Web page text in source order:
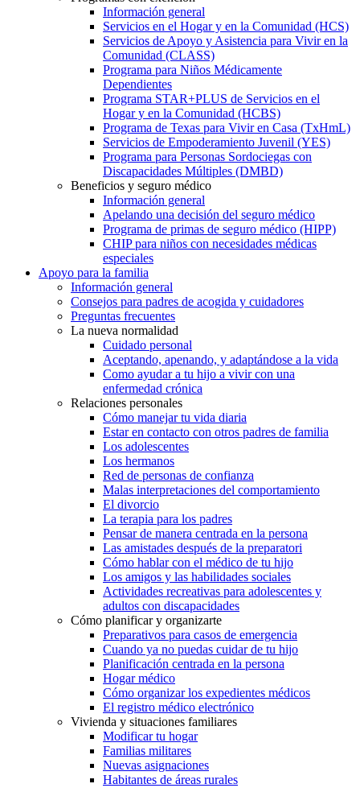
Información general
Servicios en el Hogar y en la Comunidad (HCS)
Servicios de Apoyo y Asistencia para Vivir en la
Comunidad (CLASS)
Programa para Niños Médicamente
Dependientes
Programa STAR+PLUS de Servicios en el
Hogar y en la Comunidad (HCBS)
Programa de Texas para Vivir en Casa (TxHmL)
Servicios de Empoderamiento Juvenil (YES)
Programa para Personas Sordociegas con
Discapacidades Múltiples (DMBD)
Beneficios y seguro médico
Información general
Apelando una decisión del seguro médico
Programa de primas de seguro médico (HIPP)
CHIP para niños con necesidades médicas
especiales
Apoyo para la familia
Información general
Consejos para padres de acogida y cuidadores
Preguntas frecuentes
La nueva normalidad
Cuidado personal
Aceptando, apenando, y adaptándose a la vida
Como ayudar a tu hijo a vivir con una
enfermedad crónica
Relaciones personales
Cómo manejar tu vida diaria
Estar en contacto con otros padres de familia
Los adolescentes
Los hermanos
Red de personas de confianza
Malas interpretaciones del comportamiento
El divorcio
La terapia para los padres
Pensar de manera centrada en la persona
Las amistades después de la preparatori
Cómo hablar con el médico de tu hijo
Los amigos y las habilidades sociales
Actividades recreativas para adolescentes y
adultos con discapacidades
Cómo planificar y organizarte
Preparativos para casos de emergencia
Cuando ya no puedas cuidar de tu hijo
Planificación centrada en la persona
Hogar médico
Cómo organizar los expedientes médicos
El registro médico electrónico
Vivienda y situaciones familiares
Modificar tu hogar
Familias militares
Nuevas asignaciones
Habitantes de áreas rurales